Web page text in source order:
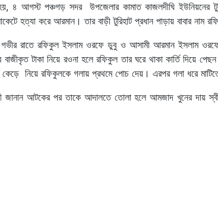
৪ আগস্ট পঞ্চগড় সদর উপজেলার কামাত কাজলদীঘি ইউনিয়নের
হত্যা করে আরমান। তার বাড়ী টুরিহাট প্রধান পাড়ায় বাবার নাম
গভীর রাতে রফিকুল ইসলাম ওরফে ডুবু ও আসামী আরমান ইসলাম
বাজীকৃত টাকা নিয়ে রওনা হলে রফিকুল তার ঘরে থাকা কার্তি দিয়ে
নিয়ে রফিকুলকে গলায় প্রথমে পোচ দেয়। এরপর গলা ধরে
জানান আটকের পর তাকে আদালতে তোলা হলে আমজাদ খুনের দায়